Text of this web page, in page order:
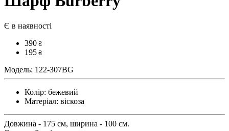
Є в наявності
390 ₴
195 ₴
Модель: 122-307BG
Колір: бежевий
Матеріал: віскоза
Довжина - 175 см, ширина - 100 см.